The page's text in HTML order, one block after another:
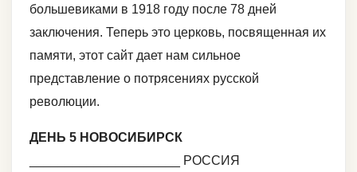
большевиками в 1918 году после 78 дней
заключения. Теперь это церковь, посвященная их
памяти, этот сайт дает нам сильное
представление о потрясениях русской
революции.
ДЕНЬ 5 НОВОСИБИРСК
_____________________ РОССИЯ